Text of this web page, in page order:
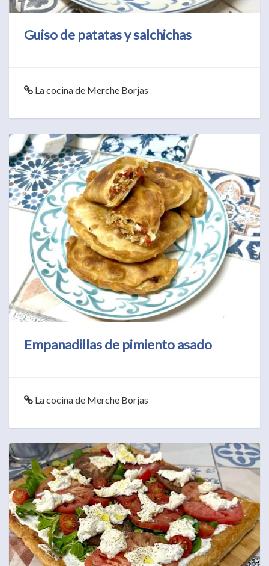
Guiso de patatas y salchichas
La cocina de Merche Borjas
Empanadillas de pimiento asado
La cocina de Merche Borjas